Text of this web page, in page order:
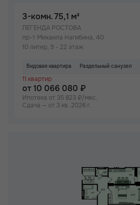
3-комн.75,1 м²
ЛЕГЕНДА РОСТОВА
пр-т Михаила Нагибина, 40
10 литер, 9 - 22 этаж
Видовая квартира Раздельный санузел
Детский сад на территории ЖК
11 квартир
от 10 066 080 ₽
Ипотека от 35 823 ₽/мес.
Сдача — от 3 кв. 2026 г.